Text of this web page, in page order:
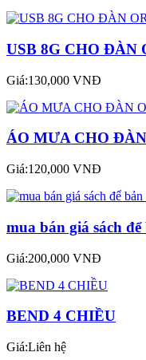
USB 8G CHO ĐÀN
Giá:130,000 VNĐ
ÁO MƯA CHO
Giá:120,000 VNĐ
mua bán giá sách
Giá:200,000 VNĐ
BEND 4 CHIỀU
Giá:Liên hệ